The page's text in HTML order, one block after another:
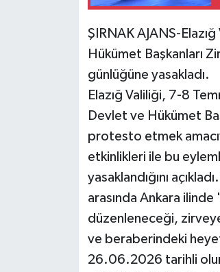
ŞIRNAK AJANS-
Hükümet Başkanları
günlüğüne yasakladı.
Elazığ Valiliği, 7-8
Devlet ve Hükümet
protesto etmek
etkinlikleri ile bu
yasaklandığını
arasında Ankara
düzenleneceği,
ve beraberindeki
26.06.2026 tarihli